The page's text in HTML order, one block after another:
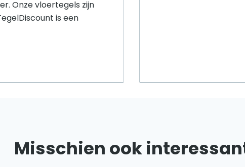
Onze vloertegels zijn
is een
Misschien ook